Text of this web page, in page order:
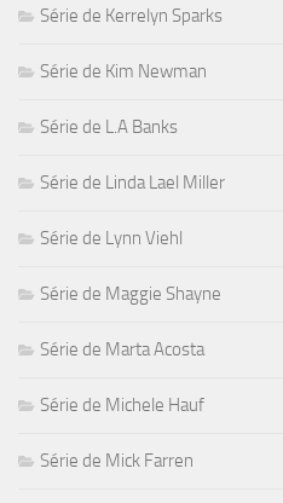
Série de Kerrelyn Sparks
Série de Kim Newman
Série de L.A Banks
Série de Linda Lael Miller
Série de Lynn Viehl
Série de Maggie Shayne
Série de Marta Acosta
Série de Michele Hauf
Série de Mick Farren